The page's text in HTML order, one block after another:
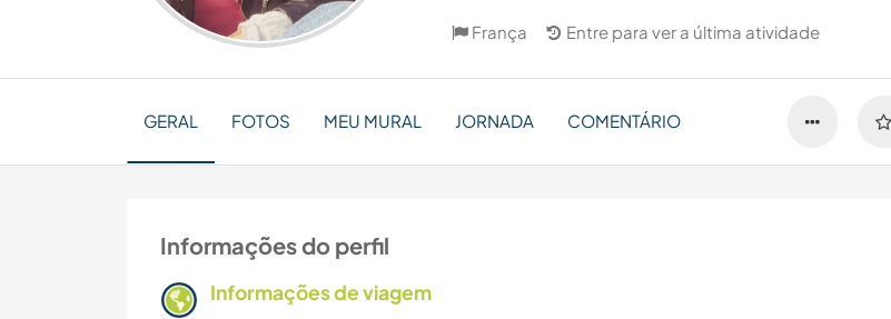
França Entre para ver a última atividade
GERAL FOTOS MEU MURAL JORNADA COMENTÁRIO
Informações do perfil
Informações de viagem